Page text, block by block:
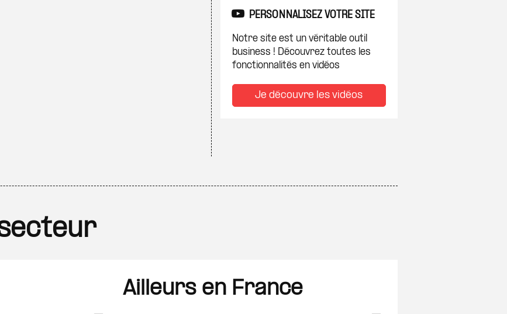
PERSONNALISEZ VOTRE SITE
Notre site est un véritable outil
business ! Découvrez toutes les
fonctionnalités en vidéos
Je découvre les vidéos
Ailleurs en France